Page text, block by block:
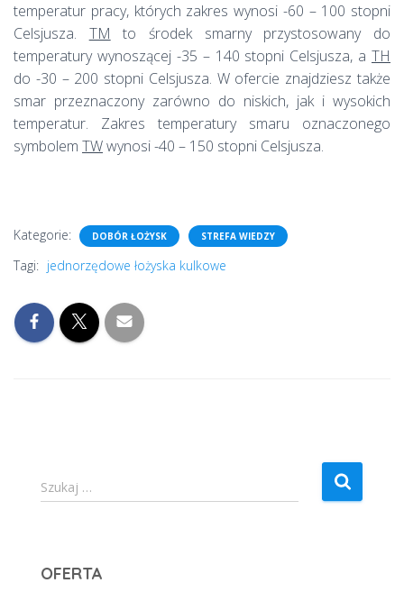
temperatur pracy, których zakres wynosi -60 – 100 stopni
Celsjusza. TM to środek smarny przystosowany do
temperatury wynoszącej -35 – 140 stopni Celsjusza, a TH
do -30 – 200 stopni Celsjusza. W ofercie znajdziesz także
smar przeznaczony zarówno do niskich, jak i wysokich
temperatur. Zakres temperatury smaru oznaczonego
symbolem TWwynosi -40 – 150 stopni Celsjusza.
Kategorie: DOBÓR ŁOŻYSK STREFA WIEDZY
Tagi: jednorzędowe łożyska kulkowe
S
z
j
Szukaj …
OFERTA